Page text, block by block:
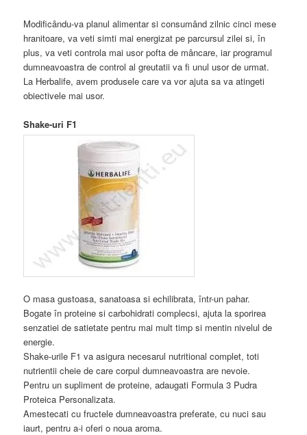
Modificându-va planul alimentar si consumând zilnic cinci mese
hranitoare, va veti simti mai energizat pe parcursul zilei si, în
plus, va veti controla mai usor pofta de mâncare, iar programul
dumneavoastra de control al greutatii va fi unul usor de urmat.
La Herbalife, avem produsele care va vor ajuta sa va atingeti
obiectivele mai usor.
Shake-uri F1
O masa gustoasa, sanatoasa si echilibrata, într-un pahar.
Bogate în proteine si carbohidrati complecsi, ajuta la sporirea
senzatiei de satietate pentru mai mult timp si mentin nivelul de
energie.
Shake-urile F1 va asigura necesarul nutritional complet, toti
nutrientii cheie de care corpul dumneavoastra are nevoie.
Pentru un supliment de proteine, adaugati Formula 3 Pudra
Proteica Personalizata.
Amestecati cu fructele dumneavoastra preferate, cu nuci sau
iaurt, pentru a-i oferi o noua aroma.